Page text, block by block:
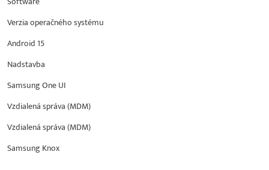
Verzia operačného systému
Android 15
Nadstavba
Samsung One UI
Vzdialená správa (MDM)
Vzdialená správa (MDM)
Samsung Knox